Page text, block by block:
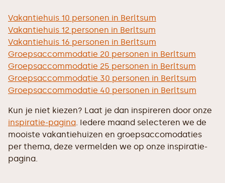
Vakantiehuis 10 personen in Berltsum
Vakantiehuis 12 personen in Berltsum
Vakantiehuis 16 personen in Berltsum
Groepsaccommodatie 20 personen in Berltsum
Groepsaccommodatie 25 personen in Berltsum
Groepsaccommodatie 30 personen in Berltsum
Groepsaccommodatie 40 personen in Berltsum
Kun je niet kiezen? Laat je dan inspireren door onze
inspiratie-pagina. Iedere maand selecteren we de
mooiste vakantiehuizen en groepsaccomodaties
per thema, deze vermelden we op onze inspiratie-
pagina.